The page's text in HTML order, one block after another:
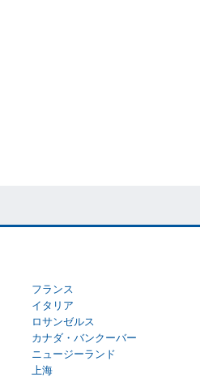
フランス
イタリア
ロサンゼルス
カナダ・バンクーバー
ニュージーランド
上海